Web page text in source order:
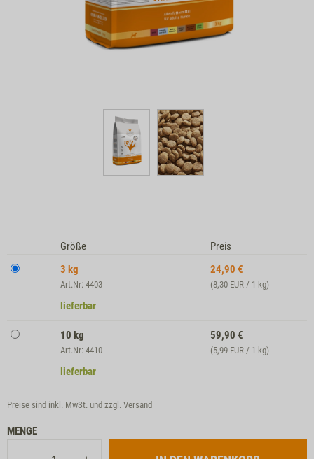
Größe
Preis
3 kg
Art.Nr: 4403
24,90 €
(8,30 EUR / 1 kg)
lieferbar
10 kg
Art.Nr: 4410
59,90 €
(5,99 EUR / 1 kg)
lieferbar
Preise sind inkl. MwSt. und zzgl. Versand
MENGE